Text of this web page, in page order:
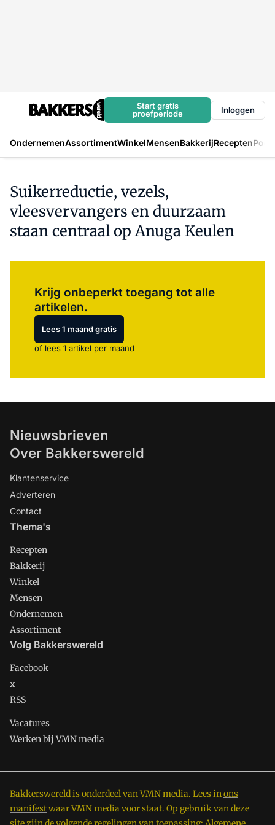
Start gratis
proefperiode
Inloggen
OndernemenAssortimentWinkelMensenBakkerijRecepten
Suikerreductie, vezels,
vleesvervangers en duurzaam
staan centraal op Anuga Keulen
Krijg onbeperkt toegang tot alle
artikelen.
Lees 1 maand gratis
of lees 1 artikel per maand
Nieuwsbrieven
Over Bakkerswereld
Klantenservice
Adverteren
Contact
Thema's
Recepten
Bakkerij
Winkel
Mensen
Ondernemen
Assortiment
Volg Bakkerswereld
Facebook
x
RSS
Vacatures
Werken bij VMN media
Bakkerswereld is onderdeel van VMN media. Lees inons
manifestwaar VMN media voor staat. Op gebruik van deze